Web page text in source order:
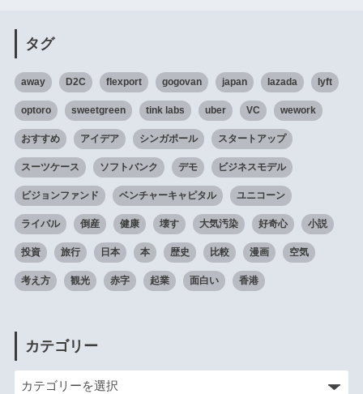
タグ
away D2C flexport gogovan japan lazada lyft
optoro sweetgreen tink labs uber VC wework
おすすめ アイデア シンガポール スタートアップ
スーツケース ソフトバンク デモ ビジネスモデル
ビジョンファンド ベンチャーキャピタル ユニコーン
ライバル 倒産 健康 壊す 大気汚染 好奇心 小説
投資 旅行 日本 本 歴史 比較 漫画 空気
考え方 観光 赤字 起業 面白い 香港
カテゴリー